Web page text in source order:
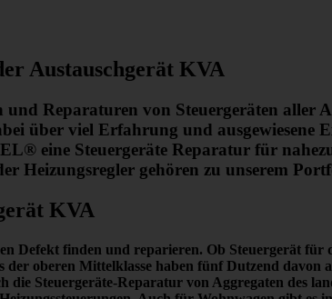
Austauschgerät KVA
Reparaturen von Steuergeräten
über viel Erfahrung und ausgewiesene
eine Steuergeräte Reparatur für
Heizungsregler gehören zu unserem
KVA
Defekt finden und reparieren. Ob Steuergerät für
oberen Mittelklasse haben fünf Dutzend davon
die Steuergeräte-Reparatur von Aggregaten des